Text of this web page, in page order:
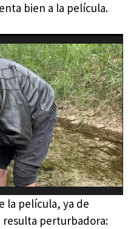
bien a la película.
la película, ya de
resulta perturbadora: